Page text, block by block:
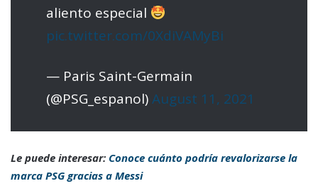
aliento especial
pic.twitter.com/0XdiVAMyBi
— Paris Saint-Germain
(@PSG_espanol)August 11, 2021
Le puede interesar: Conoce cuánto podría revalorizarse la
marca PSG gracias a Messi